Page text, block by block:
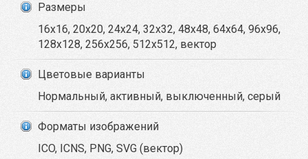
Размеры
16x16, 20x20, 24x24, 32x32, 48x48, 64x64, 96x96,
128x128, 256x256, 512x512, вектор
Цветовые варианты
Нормальный, активный, выключенный, серый
Форматы изображений
ICO, ICNS, PNG, SVG (вектор)